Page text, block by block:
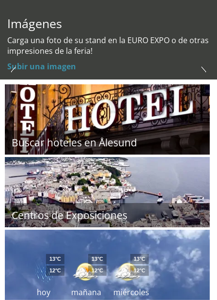
Imágenes
Carga una foto de su stand en la EURO EXPO o de otras
impresiones de la feria!
Subir una imagen
Buscar hoteles en Ålesund
Centros de Exposiciones
hoy
13°C
12°C
mañana
13°C
12°C
miércoles
13°C
12°C